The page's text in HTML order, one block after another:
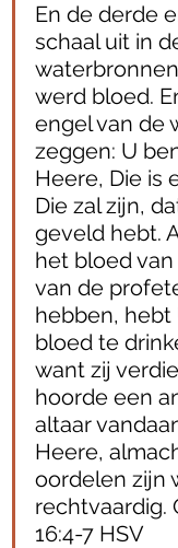
En de derde
schaal uit in
werd bloed.
engel van de
zeggen: U
Heere, Die is
Die zal zijn,
geveld hebt.
het bloed
van de
hebben, hebt
bloed te
want zij
hoorde een
altaar
Heere,
oordelen zijn
rechtvaardig.
16:4‭-‬7 HSV